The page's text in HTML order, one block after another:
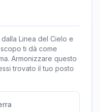
Linea del Cielo e
ti dà come
Armonizzare questo
trovato il tuo posto